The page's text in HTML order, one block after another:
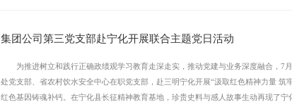
集团公司第三党支部赴宁化开展联合主题党日活动
为推进树立和践行正确政绩观学习教育走深走实，推动党建与业务深度融合，7
处党支部、省农村饮水安全中心在职党支部，赴三明宁化开展“汲取红色精神力量
红色基因铸魂补钙。在宁化县长征精神教育基地，珍贵史料与感人故事生动再现了宁